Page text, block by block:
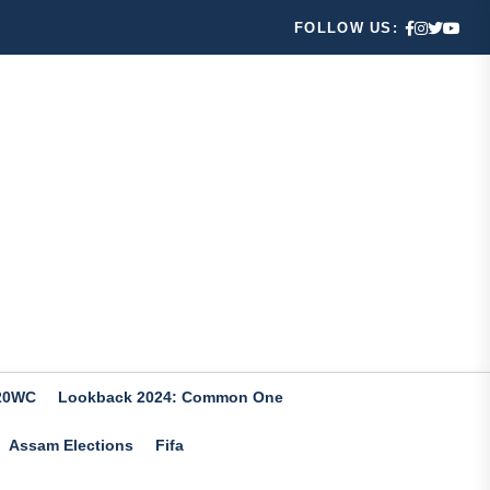
FOLLOW US:
Lookback 2024: Common One
Assam Elections Fifa